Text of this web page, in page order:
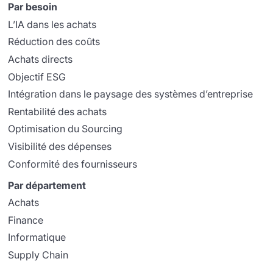
Par besoin
L’IA dans les achats
Réduction des coûts
Achats directs
Objectif ESG
Intégration dans le paysage des systèmes d’entreprise
Rentabilité des achats
Optimisation du Sourcing
Visibilité des dépenses
Conformité des fournisseurs
Par département
Achats
Finance
Informatique
Supply Chain